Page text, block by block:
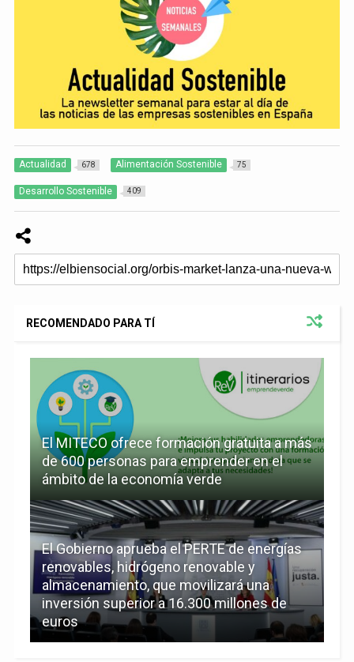
Actualidad 678 Alimentación Sostenible 75
Desarrollo Sostenible 409
RECOMENDADO PARA TÍ
El MITECO ofrece formación gratuita a más
de 600 personas para emprender en el
ámbito de la economía verde
El Gobierno aprueba el PERTE de energías
renovables, hidrógeno renovable y
almacenamiento, que movilizará una
inversión superior a 16.300 millones de
euros